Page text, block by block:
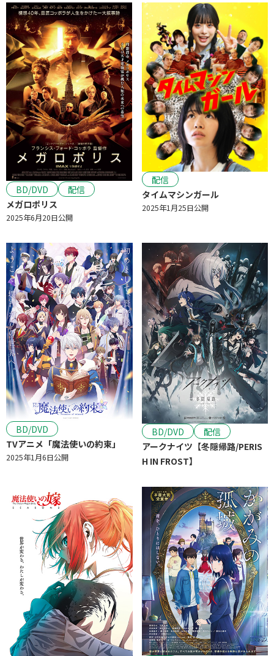
BD/DVD
配信
メガロポリス
2025年6月20日公開
配信
タイムマシンガール
2025年1月25日公開
BD/DVD
TVアニメ「魔法使いの約束」
2025年1月6日公開
BD/DVD
配信
アークナイツ【冬隠帰路/PERIS
H IN FROST】